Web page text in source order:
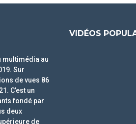
multimédia au
Sur
de vues 86
C’est un
fondé par
deux
de
VIDÉOS